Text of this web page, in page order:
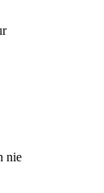
nie